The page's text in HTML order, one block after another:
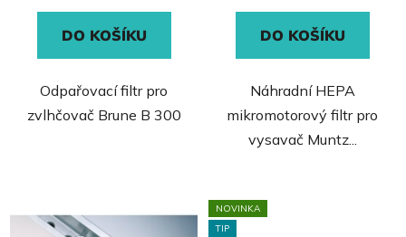
DO KOŠÍKU
Odpařovací filtr pro
zvlhčovač Brune B 300
DO KOŠÍKU
Náhradní HEPA
mikromotorový filtr pro
vysavač Muntz...
NOVINKA
TIP